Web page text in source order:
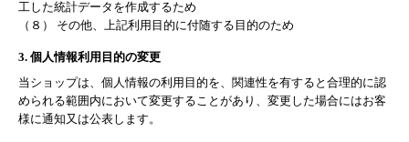
工した統計データを作成するため
（８） その他、上記利用目的に付随する目的のため
3. 個人情報利用目的の変更
当ショップは、個人情報の利用目的を、関連性を有すると合理的に認
められる範囲内において変更することがあり、変更した場合にはお客
様に通知又は公表します。